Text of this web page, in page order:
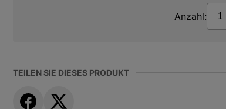
Anzahl:
TEILEN SIE DIESES PRODUKT